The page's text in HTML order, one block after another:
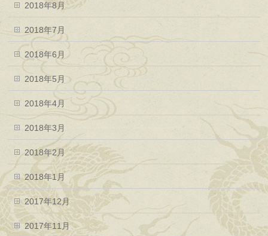
2018年8月
2018年7月
2018年6月
2018年5月
2018年4月
2018年3月
2018年2月
2018年1月
2017年12月
2017年11月